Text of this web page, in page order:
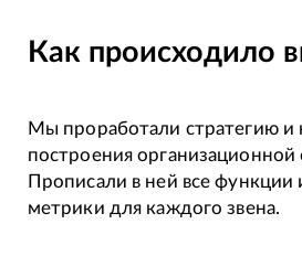
Как происходило
Мы проработали стратегию и
построения организационной
Прописали в ней все функции
метрики для каждого звена.